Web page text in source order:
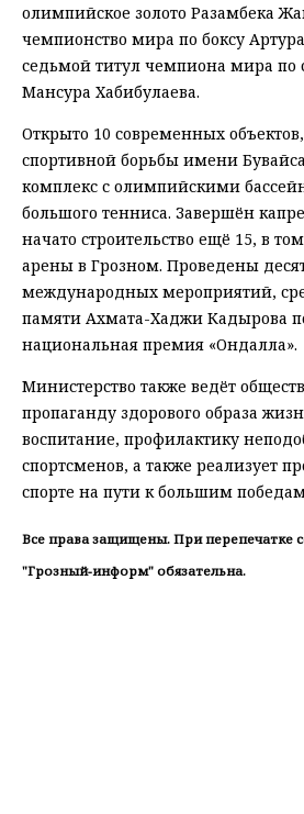
олимпийское золото Разамбека
чемпионство мира по боксу
седьмой титул чемпиона мира по
Мансура Хабибулаева.
Открыто 10 современных
спортивной борьбы имени
комплекс с олимпийскими
большого тенниса. Завершён
начато строительство ещё 15, в
арены в Грозном. Проведены
международных мероприятий,
памяти Ахмата-Хаджи Кадырова
национальная премия «Ондалла».
Министерство также ведёт
пропаганду здорового образа
воспитание, профилактику
спортсменов, а также реализует
спорте на пути к большим
Все права защищены. При перепечатке
"Грозный-информ" обязательна.